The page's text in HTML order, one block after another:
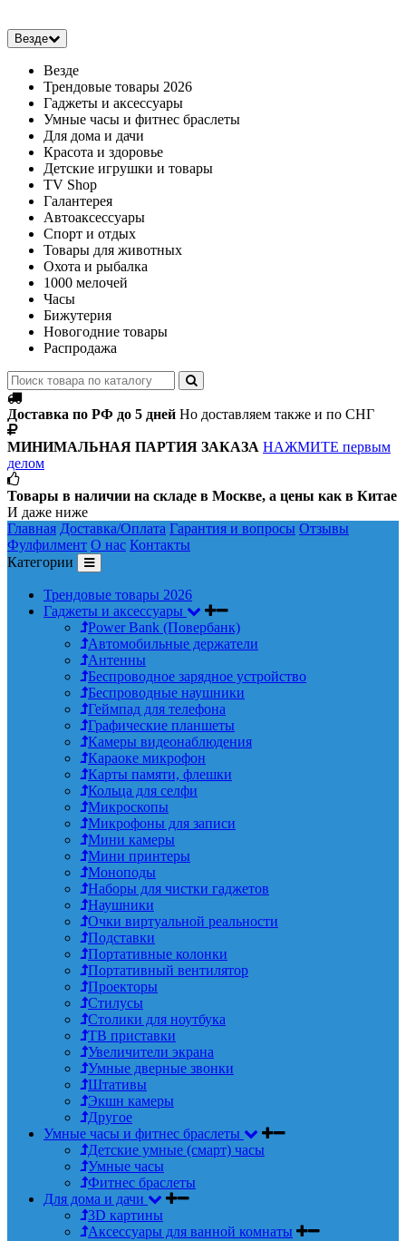
Везде
Везде
Трендовые товары 2026
Гаджеты и аксессуары
Умные часы и фитнес браслеты
Для дома и дачи
Красота и здоровье
Детские игрушки и товары
TV Shop
Галантерея
Автоаксессуары
Спорт и отдых
Товары для животных
Охота и рыбалка
1000 мелочей
Часы
Бижутерия
Новогодние товары
Распродажа
Доставка по РФ до 5 дней Но доставляем также и по СНГ
МИНИМАЛЬНАЯ ПАРТИЯ ЗАКАЗА НАЖМИТЕ первым
делом
Товары в наличии на складе в Москве, а цены как в Китае
И даже ниже
Главная Доставка/Оплата Гарантия и вопросы Отзывы
Фулфилмент О нас Контакты
Категории
Трендовые товары 2026
Гаджеты и аксессуары
Power Bank (Повербанк)
Автомобильные держатели
Антенны
Беспроводное зарядное устройство
Беспроводные наушники
Геймпад для телефона
Графические планшеты
Камеры видеонаблюдения
Караоке микрофон
Карты памяти, флешки
Кольца для селфи
Микроскопы
Микрофоны для записи
Мини камеры
Мини принтеры
Моноподы
Наборы для чистки гаджетов
Наушники
Очки виртуальной реальности
Подставки
Портативные колонки
Портативный вентилятор
Проекторы
Стилусы
Столики для ноутбука
ТВ приставки
Увеличители экрана
Умные дверные звонки
Штативы
Экшн камеры
Другое
Умные часы и фитнес браслеты
Детские умные (смарт) часы
Умные часы
Фитнес браслеты
Для дома и дачи
3D картины
Аксессуары для ванной комнаты